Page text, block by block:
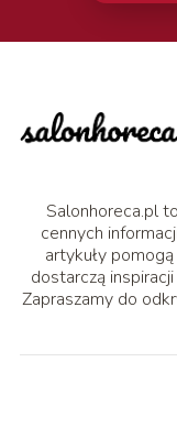
Salonhoreca.pl
cennych
artykuły
dostarczą
Zapraszamy do